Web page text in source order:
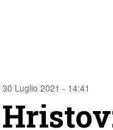
30 Luglio 2021 - 14:41